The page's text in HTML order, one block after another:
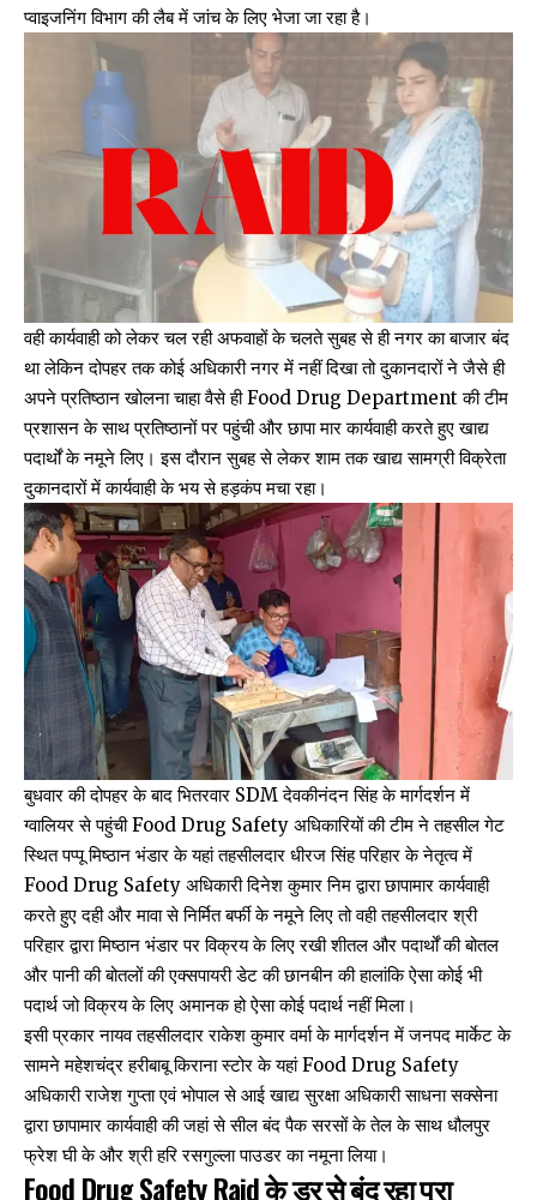
प्वाइजनिंग विभाग की लैब में जांच के लिए भेजा जा रहा है।
वही कार्यवाही को लेकर चल रही अफवाहों के चलते सुबह से ही नगर का बाजार बंद
था लेकिन दोपहर तक कोई अधिकारी नगर में नहीं दिखा तो दुकानदारों ने जैसे ही
अपने प्रतिष्ठान खोलना चाहा वैसे ही Food Drug Department की टीम
प्रशासन के साथ प्रतिष्ठानों पर पहुंची और छापा मार कार्यवाही करते हुए खाद्य
पदार्थों के नमूने लिए। इस दौरान सुबह से लेकर शाम तक खाद्य सामग्री विक्रेता
दुकानदारों में कार्यवाही के भय से हड़कंप मचा रहा।
बुधवार की दोपहर के बाद भितरवार SDM देवकीनंदन सिंह के मार्गदर्शन में
ग्वालियर से पहुंची Food Drug Safety अधिकारियों की टीम ने तहसील गेट
स्थित पप्पू मिष्ठान भंडार के यहां तहसीलदार धीरज सिंह परिहार के नेतृत्व में
Food Drug Safety अधिकारी दिनेश कुमार निम द्वारा छापामार कार्यवाही
करते हुए दही और मावा से निर्मित बर्फी के नमूने लिए तो वही तहसीलदार श्री
परिहार द्वारा मिष्ठान भंडार पर विक्रय के लिए रखी शीतल और पदार्थों की बोतल
और पानी की बोतलों की एक्सपायरी डेट की छानबीन की हालांकि ऐसा कोई भी
पदार्थ जो विक्रय के लिए अमानक हो ऐसा कोई पदार्थ नहीं मिला।
इसी प्रकार नायव तहसीलदार राकेश कुमार वर्मा के मार्गदर्शन में जनपद मार्केट के
सामने महेशचंद्र हरीबाबू किराना स्टोर के यहां Food Drug Safety
अधिकारी राजेश गुप्ता एवं भोपाल से आई खाद्य सुरक्षा अधिकारी साधना सक्सेना
द्वारा छापामार कार्यवाही की जहां से सील बंद पैक सरसों के तेल के साथ धौलपुर
फ्रेश घी के और श्री हरि रसगुल्ला पाउडर का नमूना लिया।
Food Drug Safety Raid के डर से बंद रहा पूरा